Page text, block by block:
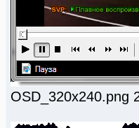
OSD_320x240.png